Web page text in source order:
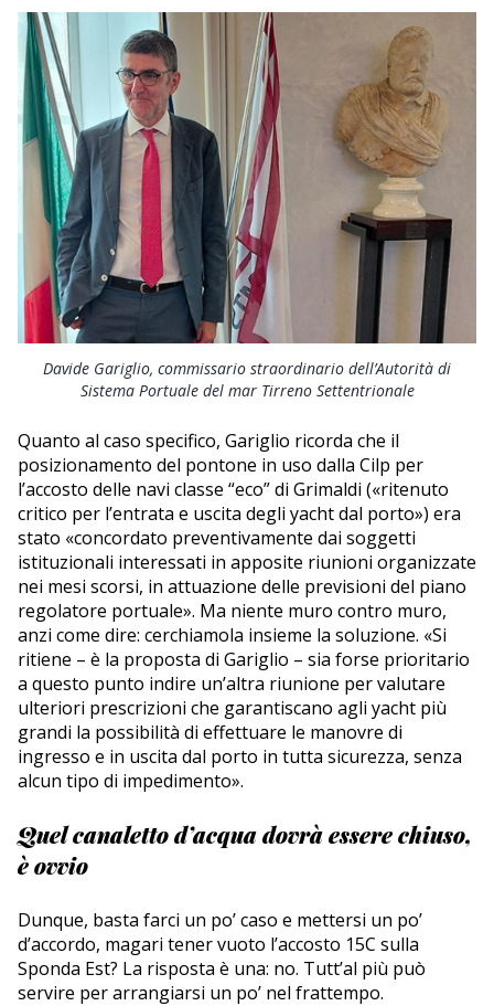
Davide Gariglio, commissario straordinario dell’Autorità di
Sistema Portuale del mar Tirreno Settentrionale
Quanto al caso specifico, Gariglio ricorda che il
posizionamento del pontone in uso dalla Cilp per
l’accosto delle navi classe “eco” di Grimaldi («ritenuto
critico per l’entrata e uscita degli yacht dal porto») era
stato «concordato preventivamente dai soggetti
istituzionali interessati in apposite riunioni organizzate
nei mesi scorsi, in attuazione delle previsioni del piano
regolatore portuale». Ma niente muro contro muro,
anzi come dire: cerchiamola insieme la soluzione. «Si
ritiene – è la proposta di Gariglio – sia forse prioritario
a questo punto indire un’altra riunione per valutare
ulteriori prescrizioni che garantiscano agli yacht più
grandi la possibilità di effettuare le manovre di
ingresso e in uscita dal porto in tutta sicurezza, senza
alcun tipo di impedimento».
Quel canaletto d’acqua dovrà essere chiuso,
è ovvio
Dunque, basta farci un po’ caso e mettersi un po’
d’accordo, magari tener vuoto l’accosto 15C sulla
Sponda Est? La risposta è una: no. Tutt’al più può
servire per arrangiarsi un po’ nel frattempo.